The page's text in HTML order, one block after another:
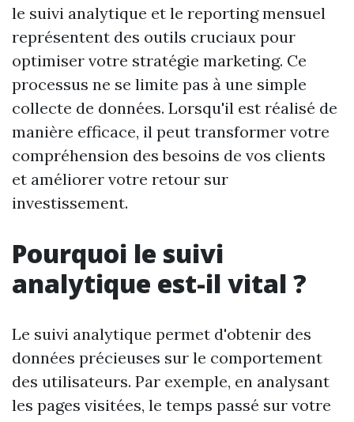
le suivi analytique et le reporting mensuel
représentent des outils cruciaux pour
optimiser votre stratégie marketing. Ce
processus ne se limite pas à une simple
collecte de données. Lorsqu'il est réalisé de
manière efficace, il peut transformer votre
compréhension des besoins de vos clients
et améliorer votre retour sur
investissement.
Pourquoi le suivi
analytique est-il vital ?
Le suivi analytique permet d'obtenir des
données précieuses sur le comportement
des utilisateurs. Par exemple, en analysant
les pages visitées, le temps passé sur votre